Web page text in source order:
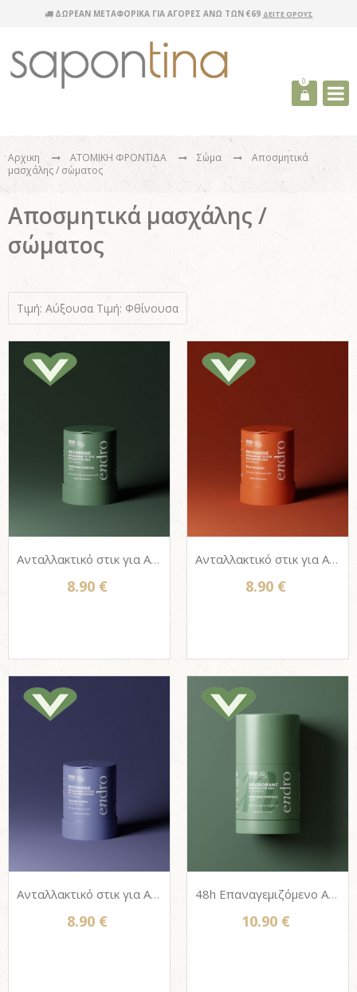
ΔΩΡΕΑΝ ΜΕΤΑΦΟΡΙΚΑ ΓΙΑ ΑΓΟΡΕΣ ΑΝΩ ΤΩΝ €69 ΔΕΙΤΕ ΟΡΟΥΣ
0
Αρχικη ΑΤΟΜΙΚΗ ΦΡΟΝΤΙΔΑ Σώμα
Αποσμητικά
μασχάλης / σώματος
Αποσμητικά μασχάλης /
σώματος
Τιμή: Αύξουσα Τιμή: Φθίνουσα
Ανταλλακτικό στικ για Αποσμητικό σώματος Endro, 100% Φυσικό - Βοτανική Φρεσκάδα (Unisex) 50g
8.90 €
Ανταλλακτικό στικ για Αποσμητικό σώματος Endro, 100% Φυσικό - Éclat de Soleil 50g
8.90 €
Ανταλλακτικό στικ για Αποσμητικό σώματος Endro, 100% Φυσικό - Velvet Floral (Περί / Εμμηνόπαυση) 50g
8.90 €
48h Επαναγεμιζόμενο Αποσμητικό στικ σώματος Endro, 100% Φυσικό - Βοτανική Φρεσκάδα (Unisex) 50g
10.90 €